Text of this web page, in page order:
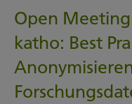
Open
katho: Best